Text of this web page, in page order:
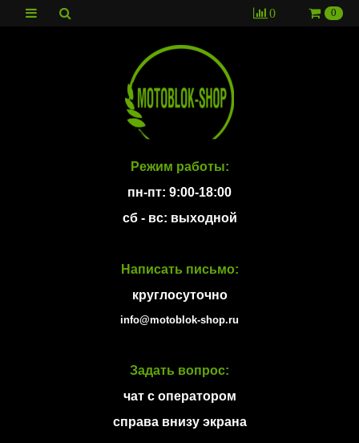
0 0
Режим работы:
пн-пт: 9:00-18:00
сб - вс: выходной
Написать письмо:
круглосуточно
info@motoblok-shop.ru
Задать вопрос:
чат с оператором
справа внизу экрана